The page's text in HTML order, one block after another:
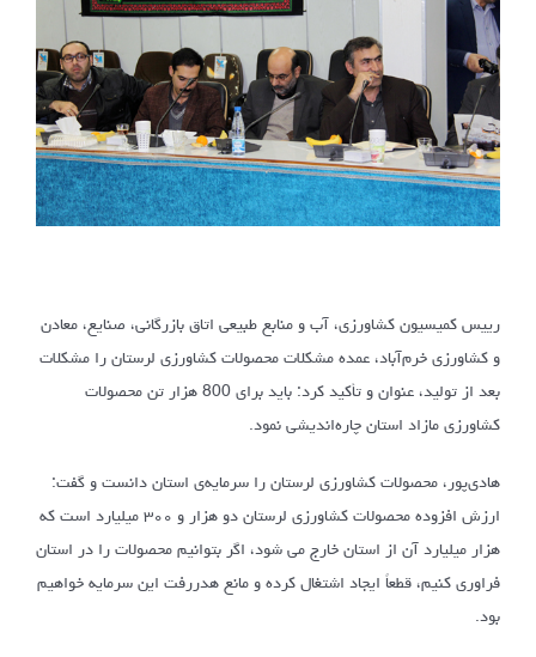
رییس کمیسیون کشاورزی، آب و منابع طبیعی اتاق بازرگانی، صنایع، معادن
و کشاورزی خرم‌آباد، عمده مشکلات محصولات کشاورزی لرستان را مشکلات
بعد از تولید، عنوان و تأکید کرد: باید برای 800 هزار تن محصولات
کشاورزی مازاد استان چاره‌اندیشی نمود.
هادی‌پور، محصولات کشاورزی لرستان را سرمایه‌ی استان دانست و گفت:
ارزش افزوده محصولات کشاورزی لرستان دو هزار و ۳۰۰ میلیارد است که
هزار میلیارد آن از استان خارج می شود، اگر بتوانیم محصولات را در استان
فراوری کنیم، قطعاً ایجاد اشتغال کرده و مانع هدررفت این سرمایه خواهیم
بود.